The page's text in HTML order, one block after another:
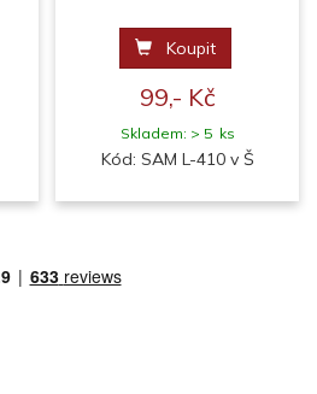
Koupit
99,- Kč
Skladem: > 5 ks
Kód: SAM L-410 v Š